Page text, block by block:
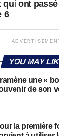
qui ont
6
YOU MAY
ramène une «
de son
la première